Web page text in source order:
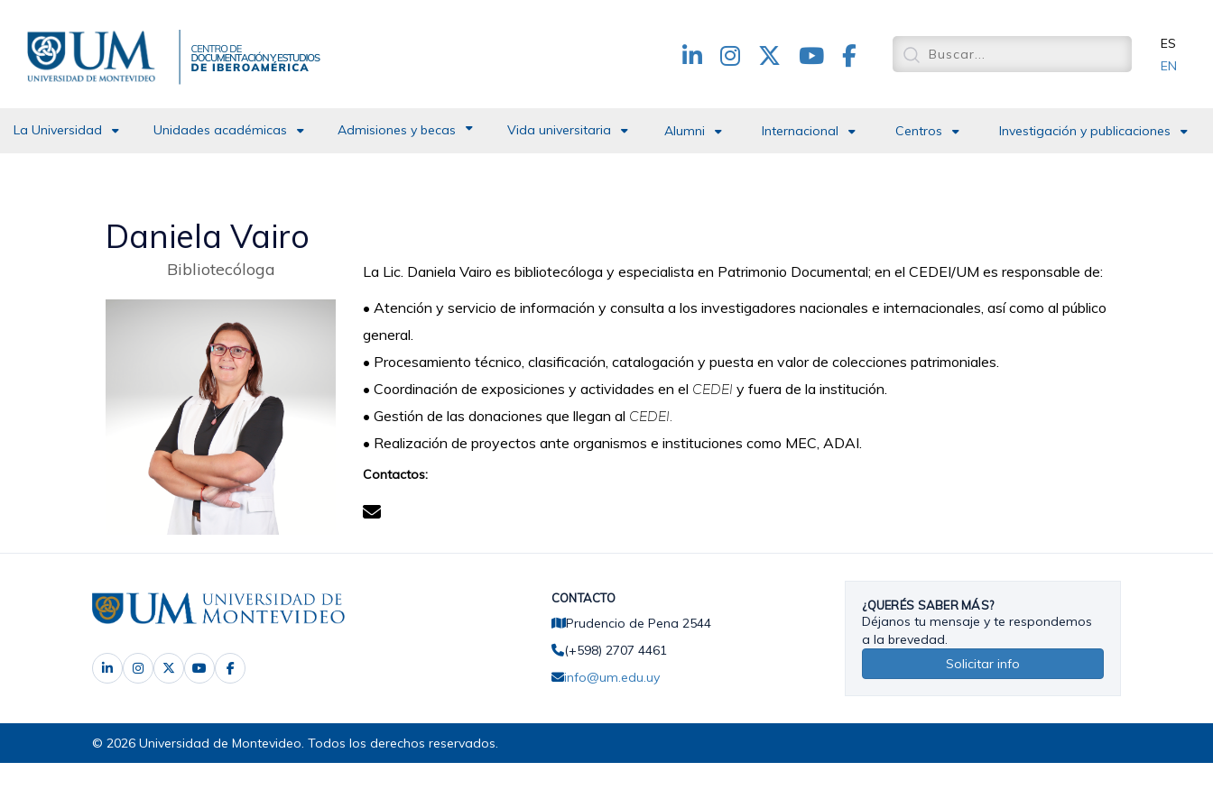
contenido
principal
Redes
ES
EN
La Universidad Unidades académicas Admisiones y becas Vida universitaria Alumni Internacional Centros Investigación y publicaciones
Daniela Vairo
Bibliotecóloga La Lic. Daniela Vairo es bibliotecóloga y especialista en Patrimonio Documental; en el CEDEI/UM es responsable de:
• Atención y servicio de información y consulta a los investigadores nacionales e internacionales, así como al público
general.
• Procesamiento técnico, clasificación, catalogación y puesta en valor de colecciones patrimoniales.
• Coordinación de exposiciones y actividades en el CEDEI y fuera de la institución.
• Gestión de las donaciones que llegan al CEDEI.
• Realización de proyectos ante organismos e instituciones como MEC, ADAI.
Contactos:
CONTACTO
Prudencio de Pena 2544
(+598) 2707 4461
info@um.edu.uy
¿QUERÉS SABER MÁS?
Déjanos tu mensaje y te respondemos
a la brevedad.
Solicitar info
© 2026 Universidad de Montevideo. Todos los derechos reservados.